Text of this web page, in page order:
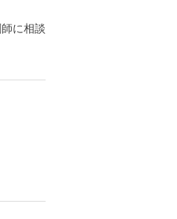
に相談